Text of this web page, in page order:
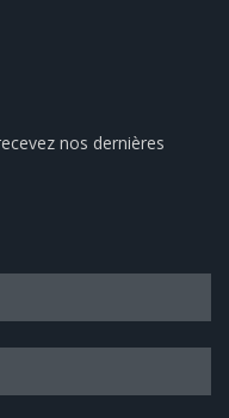
nos dernières